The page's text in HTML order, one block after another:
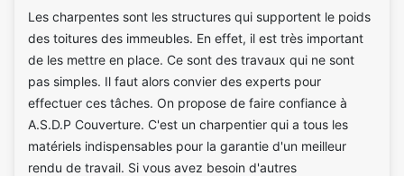
Les charpentes sont les structures qui supportent le poids
des toitures des immeubles. En effet, il est très important
de les mettre en place. Ce sont des travaux qui ne sont
pas simples. Il faut alors convier des experts pour
effectuer ces tâches. On propose de faire confiance à
A.S.D.P Couverture. C'est un charpentier qui a tous les
matériels indispensables pour la garantie d'un meilleur
rendu de travail. Si vous avez besoin d'autres